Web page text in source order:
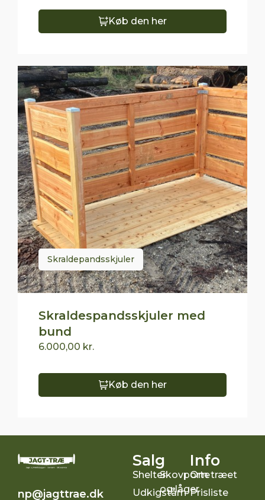
Køb den her
Skraldepandsskjuler
Skraldespandsskjuler med
bund
6.000,00 kr.
Køb den her
np@jagttrae.dk
Salg
Shelter
Udkigstårn
Skovporte
og låger
Info
Om træet
Prisliste